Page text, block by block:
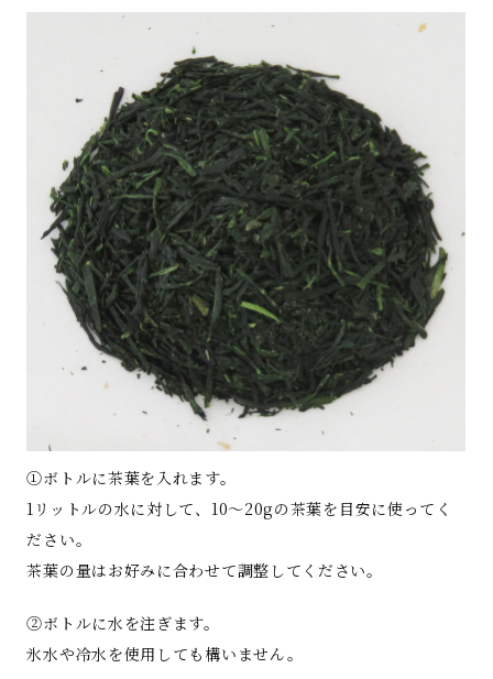
①ボトルに茶葉を入れます。
1リットルの水に対して、10～20gの茶葉を目安に使ってく
ださい。
茶葉の量はお好みに合わせて調整してください。
②ボトルに水を注ぎます。
氷水や冷水を使用しても構いません。